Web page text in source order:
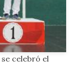
se celebró el